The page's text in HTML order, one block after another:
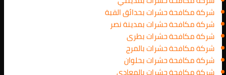
شركة مكافحة حشرات بحدائق القبة
شركة مكافحة حشرات بمدينة نصر
شركة مكافحة حشرات بطرى
شركة مكافحة حشرات بالمرج
شركة مكافحة حشرات بحلوان